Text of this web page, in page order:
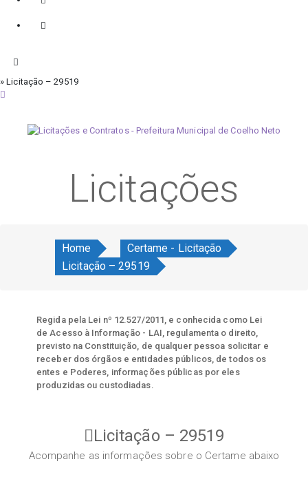
» Licitação – 29519
Licitações
Home
Certame - Licitação
Licitação – 29519
Regida pela Lei nº 12.527/2011, e conhecida como Lei
de Acesso à Informação - LAI, regulamenta o direito,
previsto na Constituição, de qualquer pessoa solicitar e
receber dos órgãos e entidades públicos, de todos os
entes e Poderes, informações públicas por eles
produzidas ou custodiadas.
Licitação – 29519
Acompanhe as informações sobre o Certame abaixo